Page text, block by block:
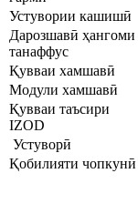
Устувории кашишӣ
Дарозшавӣ ҳангоми
танаффус
Қувваи хамшавӣ
Модули хамшавӣ
Қувваи таъсири
IZOD
Устуворӣ
Қобилияти чопкунӣ